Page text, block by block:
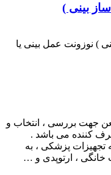
بینی )
) نوزونت عمل بینی یا
جهت بررسی ، انتخاب و
کننده می باشد .
تجهیزات پزشکی ، به
، ارتوپدی و …